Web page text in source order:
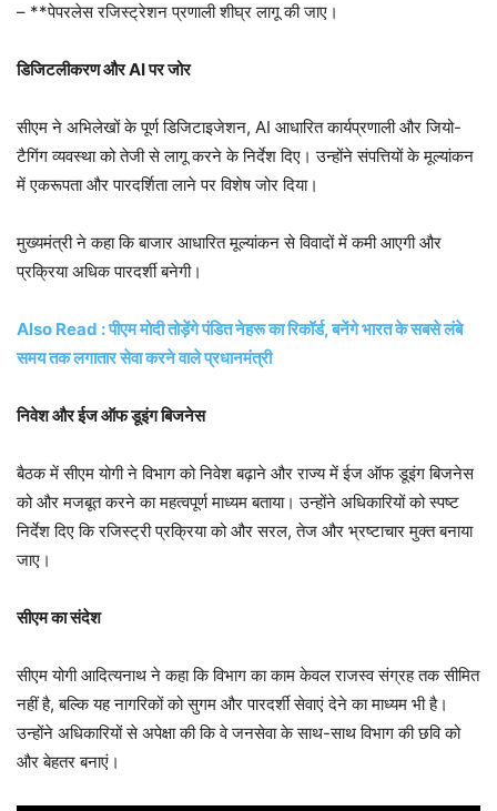
– **पेपरलेस रजिस्ट्रेशन प्रणाली शीघ्र लागू की जाए।
डिजिटलीकरण और AI पर जोर
सीएम ने अभिलेखों के पूर्ण डिजिटाइजेशन, AI आधारित कार्यप्रणाली और जियो-
टैगिंग व्यवस्था को तेजी से लागू करने के निर्देश दिए। उन्होंने संपत्तियों के मूल्यांकन
में एकरूपता और पारदर्शिता लाने पर विशेष जोर दिया।
मुख्यमंत्री ने कहा कि बाजार आधारित मूल्यांकन से विवादों में कमी आएगी और
प्रक्रिया अधिक पारदर्शी बनेगी।
Also Read : पीएम मोदी तोड़ेंगे पंडित नेहरू का रिकॉर्ड, बनेंगे भारत के सबसे लंबे
समय तक लगातार सेवा करने वाले प्रधानमंत्री
निवेश और ईज ऑफ डूइंग बिजनेस
बैठक में सीएम योगी ने विभाग को निवेश बढ़ाने और राज्य में ईज ऑफ डूइंग बिजनेस
को और मजबूत करने का महत्वपूर्ण माध्यम बताया। उन्होंने अधिकारियों को स्पष्ट
निर्देश दिए कि रजिस्ट्री प्रक्रिया को और सरल, तेज और भ्रष्टाचार मुक्त बनाया
जाए।
सीएम का संदेश
सीएम योगी आदित्यनाथ ने कहा कि विभाग का काम केवल राजस्व संग्रह तक सीमित
नहीं है, बल्कि यह नागरिकों को सुगम और पारदर्शी सेवाएं देने का माध्यम भी है।
उन्होंने अधिकारियों से अपेक्षा की कि वे जनसेवा के साथ-साथ विभाग की छवि को
और बेहतर बनाएं।